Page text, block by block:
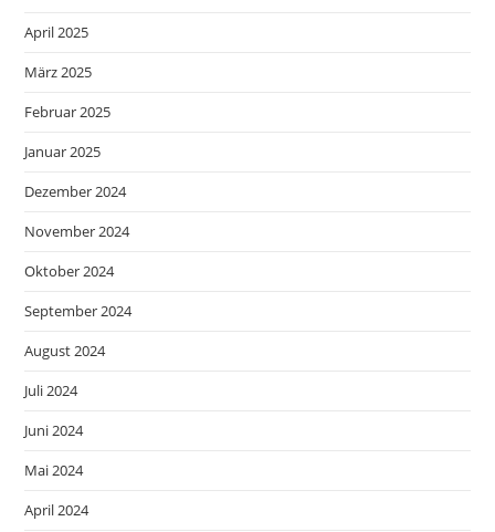
April 2025
März 2025
Februar 2025
Januar 2025
Dezember 2024
November 2024
Oktober 2024
September 2024
August 2024
Juli 2024
Juni 2024
Mai 2024
April 2024